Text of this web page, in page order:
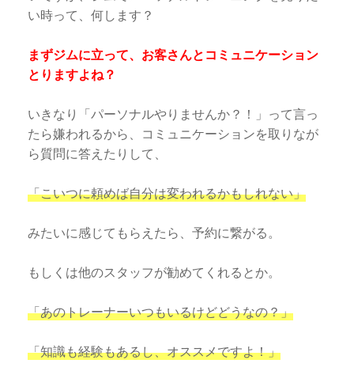
い時って、何します？
まずジムに立って、お客さんとコミュニケーション
とりますよね？
いきなり「パーソナルやりませんか？！」って言っ
たら嫌われるから、コミュニケーションを取りなが
ら質問に答えたりして、
「こいつに頼めば自分は変われるかもしれない」
みたいに感じてもらえたら、予約に繋がる。
もしくは他のスタッフが勧めてくれるとか。
「あのトレーナーいつもいるけどどうなの？」
「知識も経験もあるし、オススメですよ！」